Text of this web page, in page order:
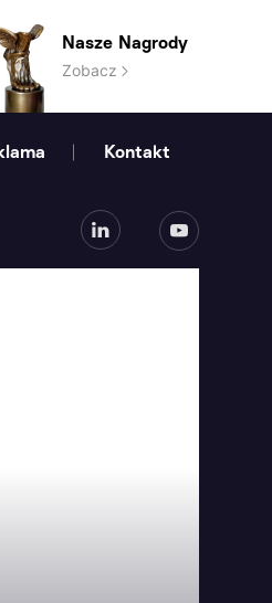
Nasze Nagrody
Zobacz
Kontakt